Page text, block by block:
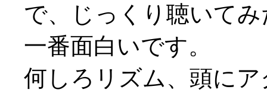
で、じっくり聴いて
一番面白いです。
何しろリズム、頭に